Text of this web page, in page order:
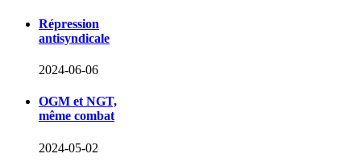
Répression
antisyndicale
2024-06-06
OGM et NGT,
même combat
2024-05-02